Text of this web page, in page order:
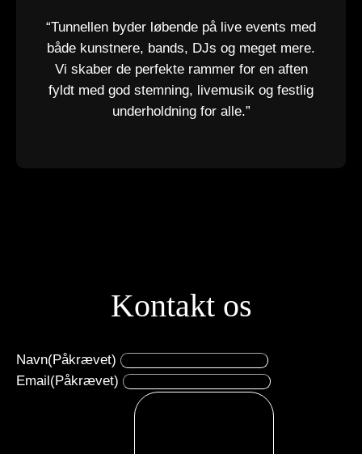
“Tunnellen byder løbende på live events med
både kunstnere, bands, DJs og meget mere.
Vi skaber de perfekte rammer for en aften
fyldt med god stemning, livemusik og festlig
underholdning for alle.”
Kontakt os
Navn(Påkrævet)
Email(Påkrævet)